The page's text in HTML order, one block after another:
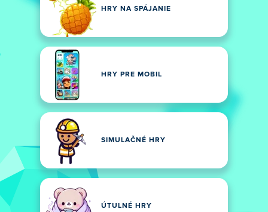
HRY NA SPÁJANIE
HRY PRE MOBIL
SIMULAČNÉ HRY
ÚTULNÉ HRY